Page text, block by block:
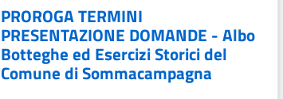
PROROGA TERMINI
PRESENTAZIONE DOMANDE - Albo
Botteghe ed Esercizi Storici del
Comune di Sommacampagna